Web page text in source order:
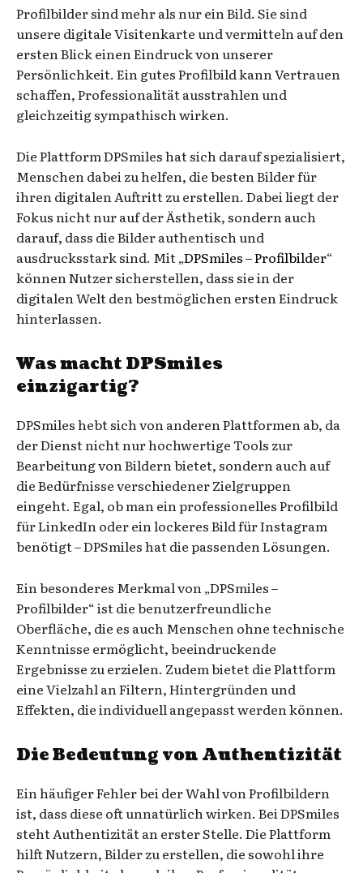
Profilbilder sind mehr als nur ein Bild. Sie sind
unsere digitale Visitenkarte und vermitteln auf den
ersten Blick einen Eindruck von unserer
Persönlichkeit. Ein gutes Profilbild kann Vertrauen
schaffen, Professionalität ausstrahlen und
gleichzeitig sympathisch wirken.
Die Plattform DPSmiles hat sich darauf spezialisiert,
Menschen dabei zu helfen, die besten Bilder für
ihren digitalen Auftritt zu erstellen. Dabei liegt der
Fokus nicht nur auf der Ästhetik, sondern auch
darauf, dass die Bilder authentisch und
ausdrucksstark sind. Mit „DPSmiles – Profilbilder“
können Nutzer sicherstellen, dass sie in der
digitalen Welt den bestmöglichen ersten Eindruck
hinterlassen.
Was macht DPSmiles
einzigartig?
DPSmiles hebt sich von anderen Plattformen ab, da
der Dienst nicht nur hochwertige Tools zur
Bearbeitung von Bildern bietet, sondern auch auf
die Bedürfnisse verschiedener Zielgruppen
eingeht. Egal, ob man ein professionelles Profilbild
für LinkedIn oder ein lockeres Bild für Instagram
benötigt – DPSmiles hat die passenden Lösungen.
Ein besonderes Merkmal von „DPSmiles –
Profilbilder“ ist die benutzerfreundliche
Oberfläche, die es auch Menschen ohne technische
Kenntnisse ermöglicht, beeindruckende
Ergebnisse zu erzielen. Zudem bietet die Plattform
eine Vielzahl an Filtern, Hintergründen und
Effekten, die individuell angepasst werden können.
Die Bedeutung von Authentizität
Ein häufiger Fehler bei der Wahl von Profilbildern
ist, dass diese oft unnatürlich wirken. Bei DPSmiles
steht Authentizität an erster Stelle. Die Plattform
hilft Nutzern, Bilder zu erstellen, die sowohl ihre